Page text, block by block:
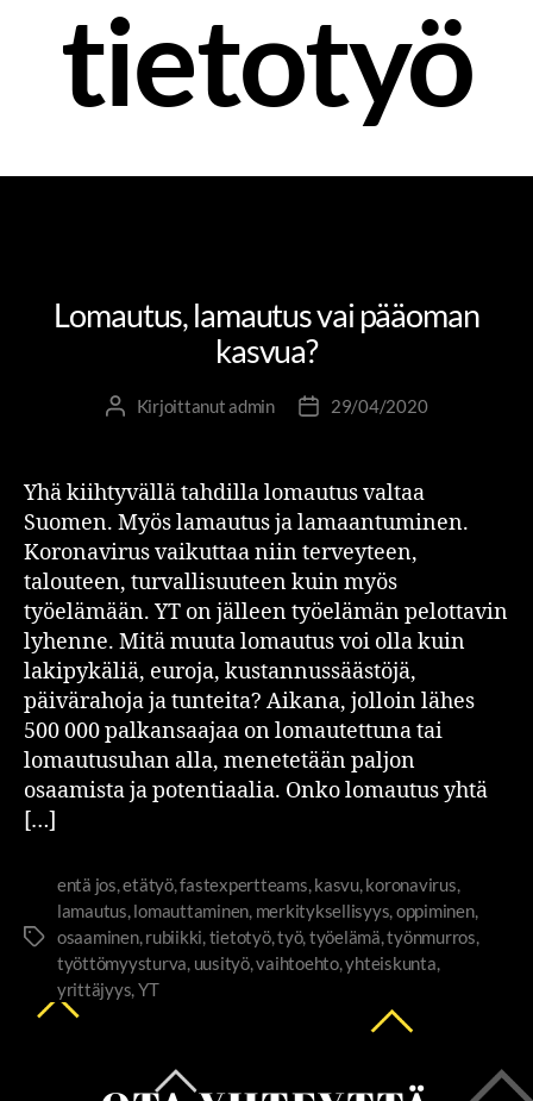
tietotyö
Lomautus, lamautus vai pääoman
kasvua?
Kirjoittanutadmin 29/04/2020
Yhä kiihtyvällä tahdilla lomautus valtaa
Suomen. Myös lamautus ja lamaantuminen.
Koronavirus vaikuttaa niin terveyteen,
talouteen, turvallisuuteen kuin myös
työelämään. YT on jälleen työelämän pelottavin
lyhenne. Mitä muuta lomautus voi olla kuin
lakipykäliä, euroja, kustannussäästöjä,
päivärahoja ja tunteita? Aikana, jolloin lähes
500 000 palkansaajaa on lomautettuna tai
lomautusuhan alla, menetetään paljon
osaamista ja potentiaalia. Onko lomautus yhtä
[…]
entä jos,etätyö,fastexpertteams,kasvu,koronavirus,
lamautus,lomauttaminen, merkityksellisyys,oppiminen,
osaaminen,rubiikki,tietotyö,työ,työelämä,työnmurros,
työttömyysturva, uusityö,vaihtoehto,yhteiskunta,
yrittäjyys,YT